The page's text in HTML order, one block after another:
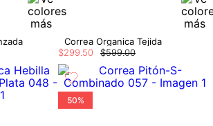
Correa Organica Tejida
$599.00
$299 50
50%